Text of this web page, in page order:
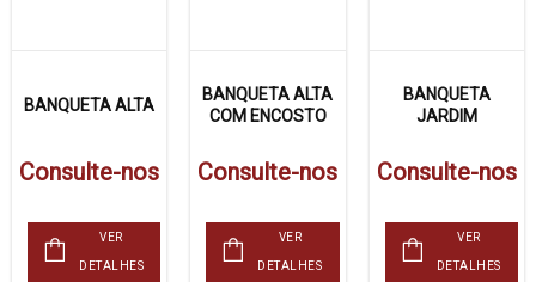
BANQUETA ALTA
Consulte-nos
VER
DETALHES
BANQUETA ALTA
COM ENCOSTO
Consulte-nos
VER
DETALHES
BANQUETA
JARDIM
Consulte-nos
VER
DETALHES